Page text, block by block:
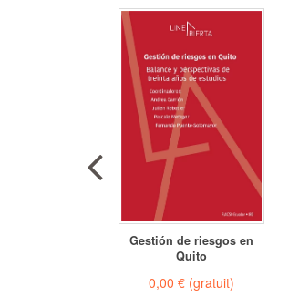
Gestión de riesgos en
Quito
0,00 € (gratuit)